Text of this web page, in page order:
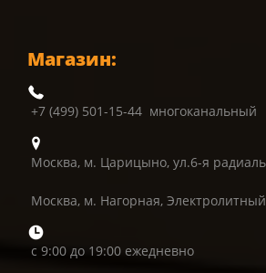
Магазин:
+7 (499) 501-15-44 многоканальный
Москва, м. Царицыно, ул.6-я
Москва, м. Нагорная,
с 9:00 до 19:00 ежедневно